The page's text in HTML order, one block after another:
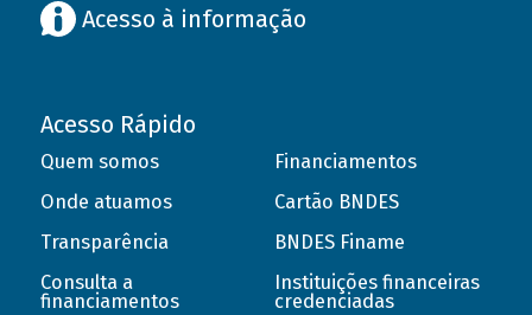
Acesso à informação
Acesso Rápido
Quem somos
Onde atuamos
Transparência
Consulta a
financiamentos
Financiamentos
Cartão BNDES
BNDES Finame
Instituições financeiras
credenciadas